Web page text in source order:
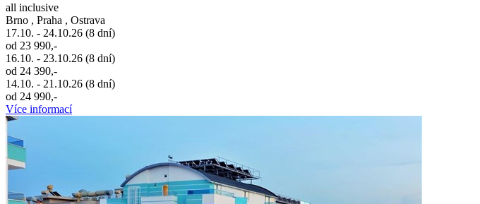
all inclusive
Brno , Praha , Ostrava
17.10. - 24.10.26 (8 dní)
od 23 990,-
16.10. - 23.10.26 (8 dní)
od 24 390,-
14.10. - 21.10.26 (8 dní)
od 24 990,-
Více informací